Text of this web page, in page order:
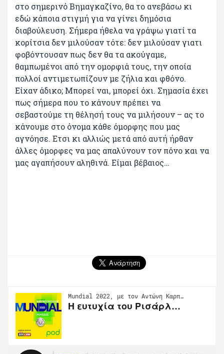
στο σημερινό Βημαγκαζίνο, θα το ανεβάσω κι
εδώ κάποια στιγμή για να γίνει δημόσια
διαβούλευση. Σήμερα ήθελα να γράψω γιατί τα
κορίτσια δεν μιλούσαν τότε: δεν μιλούσαν γιατι
φοβόντουσαν πως δεν θα τα ακούγαμε,
θαμπωμένοι από την ομορφιά τους, την οποία
πολλοί αντιμετωπίζουν με ζήλια και φθόνο.
Είχαν άδικο; Μπορεί ναι, μπορεί όχι. Σημασία έχει
πως σήμερα που το κάνουν πρέπει να
σεβαστούμε τη θέλησή τους να μιλήσουν – ας το
κάνουμε στο όνομα κάθε όμορφης που μας
αγνόησε. Ετσι κι αλλιώς μετά από αυτή ήρθαν
άλλες όμορφες να μας απαλύνουν τον πόνο και να
μας αγαπήσουν αληθινά. Είμαι βέβαιος…